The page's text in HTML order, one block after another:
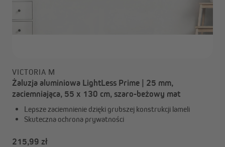
VICTORIA M
Żaluzja aluminiowa LightLess Prime | 25 mm,
zaciemniająca, 55 x 130 cm, szaro-beżowy mat
Lepsze zaciemnienie dzięki grubszej konstrukcji lameli
Skuteczna ochrona prywatności
215,99 zł